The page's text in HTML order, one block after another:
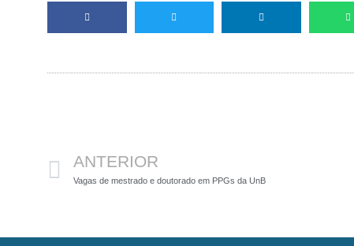
ANTERIOR
Vagas de mestrado e doutorado em PPGs da UnB